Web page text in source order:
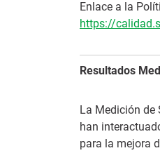
Enlace a la
https://
Resultados
La Medición de
han
para la mejora